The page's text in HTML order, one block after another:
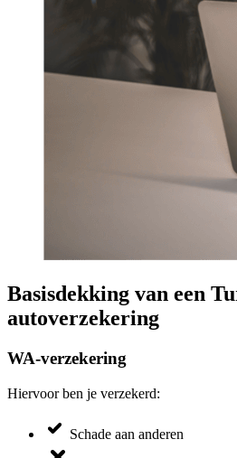
Basisdekking van een
autoverzekering
WA-verzekering
Hiervoor ben je verzekerd:
Schade aan anderen